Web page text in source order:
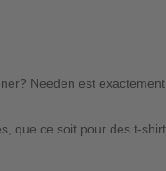
Needen est
que ce soit pour des t-